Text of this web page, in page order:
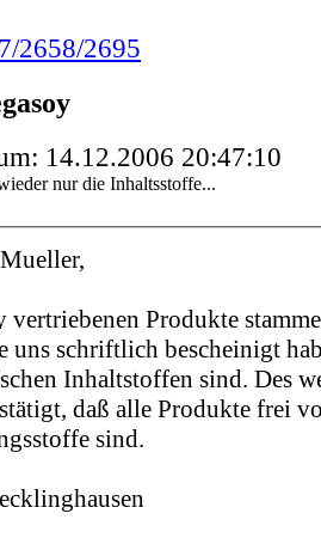
2658/2695
14.12.2006 20:47:10
nur die Inhaltsstoffe...
vertriebenen Produkte
uns schriftlich bescheinigt
Inhaltstoffen sind. Des
daß alle Produkte frei
sind.